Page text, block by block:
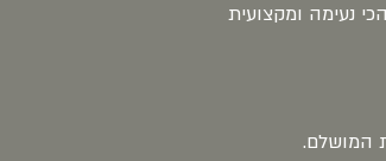
נעימה ומקצועית
המושלם.